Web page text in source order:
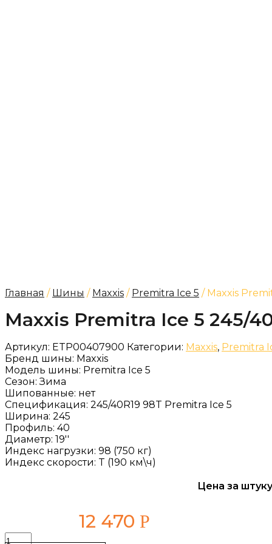
Главная / Шины / Maxxis / Premitra Ice 5 / Maxxis
Maxxis Premitra Ice 5 245/
Артикул: ETP00407900 Категории: Maxxis, Premitra
Бренд шины: Maxxis
Модель шины: Premitra Ice 5
Сезон:Зима
Шипованные: нет
Спецификация: 245/40R19 98T Premitra Ice 5
Ширина: 245
Профиль: 40
Диаметр: 19''
Индекс нагрузки: 98 (750 кг)
Индекс скорости: T (190 км\ч)
Цена за
12 470 Р
Количество